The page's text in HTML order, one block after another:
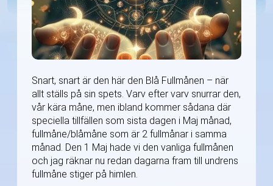
Snart, snart är den här den Blå Fullmånen – när
allt ställs på sin spets. Varv efter varv snurrar den,
vår kära måne, men ibland kommer sådana där
speciella tillfällen som sista dagen i Maj månad,
fullmåne/blåmåne som är 2 fullmånar i samma
månad. Den 1 Maj hade vi den vanliga fullmånen
och jag räknar nu redan dagarna fram till undrens
fullmåne stiger på himlen.